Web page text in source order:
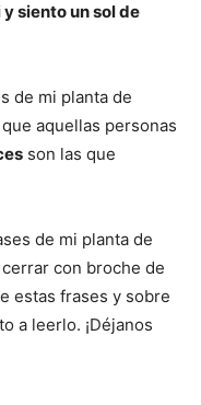
siento un sol de
de mi planta de
aquellas personas
son las que
de mi planta de
con broche de
estas frases y sobre
a leerlo. ¡Déjanos